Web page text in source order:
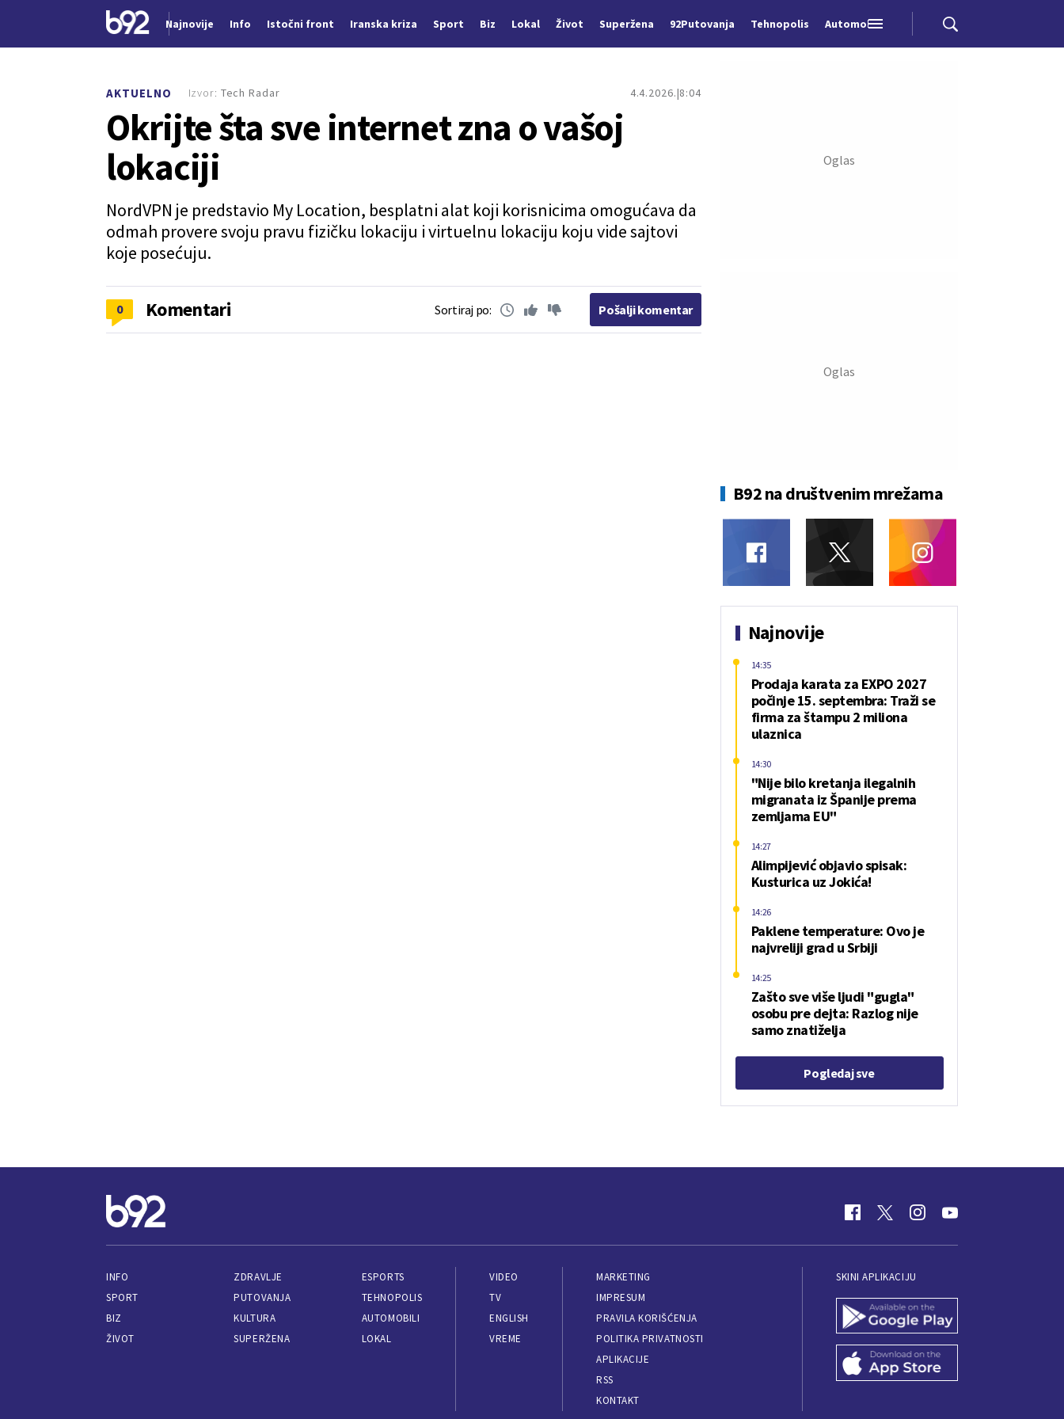
Najnovije Info Istočni front Iranska kriza Sport Biz Lokal Život Superžena 92Putovanja Tehnopolis Automobili
AKTUELNO 4.4.2026. 8:04
Okrijte šta sve internet zna o vašoj
lokaciji
NordVPN je predstavio My Location, besplatni alat koji korisnicima omogućava da
odmah provere svoju pravu fizičku lokaciju i virtuelnu lokaciju koju vide sajtovi
koje posećuju.
Izvor: Tech Radar
0 Komentari Sortiraj po: Pošalji komentar
B92 na društvenim mrežama
Najnovije
Prodaja karata za EXPO 2027
počinje 15. septembra: Traži se
firma za štampu 2 miliona
ulaznica
14:35
"Nije bilo kretanja ilegalnih
migranata iz Španije prema
zemljama EU"
14:30
Alimpijević objavio spisak:
Kusturica uz Jokića!
14:27
Paklene temperature: Ovo je
najvreliji grad u Srbiji
14:26
Zašto sve više ljudi "gugla"
osobu pre dejta: Razlog nije
samo znatiželja
14:25
Pogledaj sve
INFO
SPORT
BIZ
ŽIVOT
ZDRAVLJE
PUTOVANJA
KULTURA
SUPERŽENA
ESPORTS
TEHNOPOLIS
AUTOMOBILI
LOKAL
VIDEO
TV
ENGLISH
VREME
MARKETING
IMPRESUM
PRAVILA KORIŠĆENJA
POLITIKA PRIVATNOSTI
APLIKACIJE
RSS
KONTAKT
SKINI APLIKACIJU